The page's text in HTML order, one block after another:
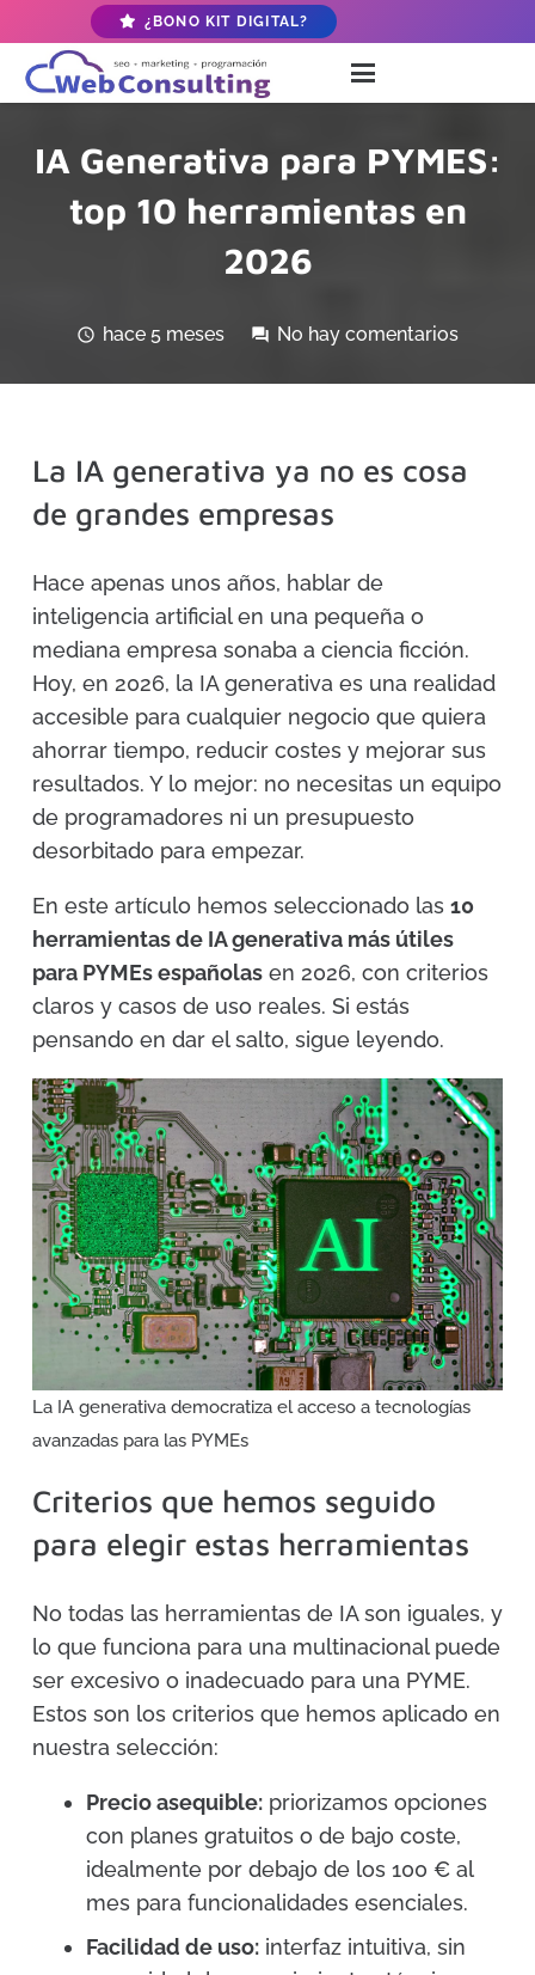
¿BONO KIT DIGITAL?
IA Generativa para PYMES:
top 10 herramientas en
2026
schedule hace 5 meses forum No hay comentarios
La IA generativa ya no es cosa
de grandes empresas
Hace apenas unos años, hablar de
inteligencia artificial en una pequeña o
mediana empresa sonaba a ciencia ficción.
Hoy, en 2026, la IA generativa es una realidad
accesible para cualquier negocio que quiera
ahorrar tiempo, reducir costes y mejorar sus
resultados. Y lo mejor: no necesitas un equipo
de programadores ni un presupuesto
desorbitado para empezar.
En este artículo hemos seleccionado las 10
herramientas de IA generativa más útiles
para PYMEs españolas en 2026, con criterios
claros y casos de uso reales. Si estás
pensando en dar el salto, sigue leyendo.
La IA generativa democratiza el acceso a tecnologías
avanzadas para las PYMEs
Criterios que hemos seguido
para elegir estas herramientas
No todas las herramientas de IA son iguales, y
lo que funciona para una multinacional puede
ser excesivo o inadecuado para una PYME.
Estos son los criterios que hemos aplicado en
nuestra selección:
Precio asequible: priorizamos opciones
con planes gratuitos o de bajo coste,
idealmente por debajo de los 100 € al
mes para funcionalidades esenciales.
Facilidad de uso: interfaz intuitiva, sin